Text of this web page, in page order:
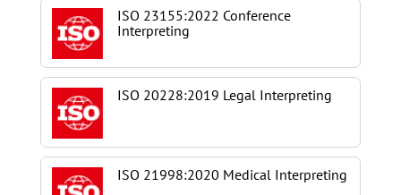
ISO 23155:2022 Conference
Interpreting
ISO 20228:2019 Legal Interpreting
ISO 21998:2020 Medical Interpreting